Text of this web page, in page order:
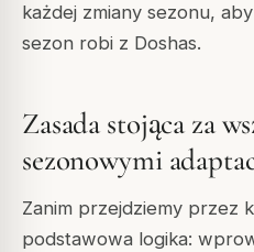
każdej zmiany sezonu,
sezon robi z Doshas.
Zasada stojąca za
sezonowymi
Zanim przejdziemy przez
podstawowa logika: